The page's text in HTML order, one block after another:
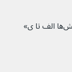
«آزمایش‌ها الف تا ی»